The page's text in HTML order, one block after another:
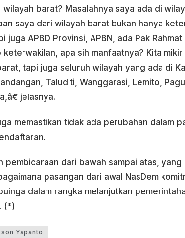
barat? Masalahnya saya ada di
saya dari wilayah barat bukan hanya
juga APBD Provinsi, APBN, ada Pak
keterwakilan, apa sih manfaatnya? Kita mikir
tapi juga seluruh wilayah yang ada di
Taluditi, Wanggarasi, Lemito,
jelasnya.
memastikan tidak ada perubahan dalam
pembicaraan dari bawah sampai atas,
pasangan dari awal NasDem
dalam rangka melanjutkan
(*)
Yapanto